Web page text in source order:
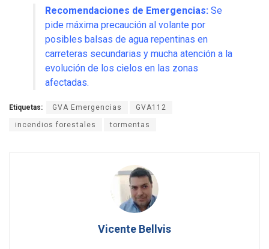
Recomendaciones de Emergencias: Se
pide máxima precaución al volante por
posibles balsas de agua repentinas en
carreteras secundarias y mucha atención a la
evolución de los cielos en las zonas
afectadas.
Etiquetas: GVA Emergencias GVA112
incendios forestales tormentas
Vicente Bellvis